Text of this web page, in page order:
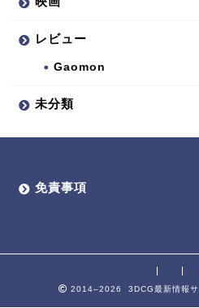
レビュー
Gaomon
未分類
免責事項
2014–2026 3DCG最新情報